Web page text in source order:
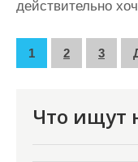
действительно
П
1 2 3
Что ищут